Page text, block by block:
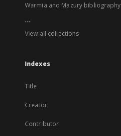
Warmia and Mazury bibliography
...
View all collections
Indexes
Title
Creator
Contributor